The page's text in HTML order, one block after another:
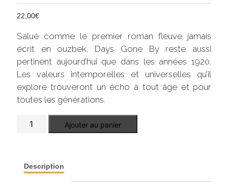
22,00€
Salué comme le premier roman fleuve jamais
écrit en ouzbek, Days Gone By reste aussi
pertinent aujourd’hui que dans les années 1920.
Les valeurs intemporelles et universelles qu’il
explore trouveront un écho à tout âge et pour
toutes les générations.
Ajouter au panier
Description